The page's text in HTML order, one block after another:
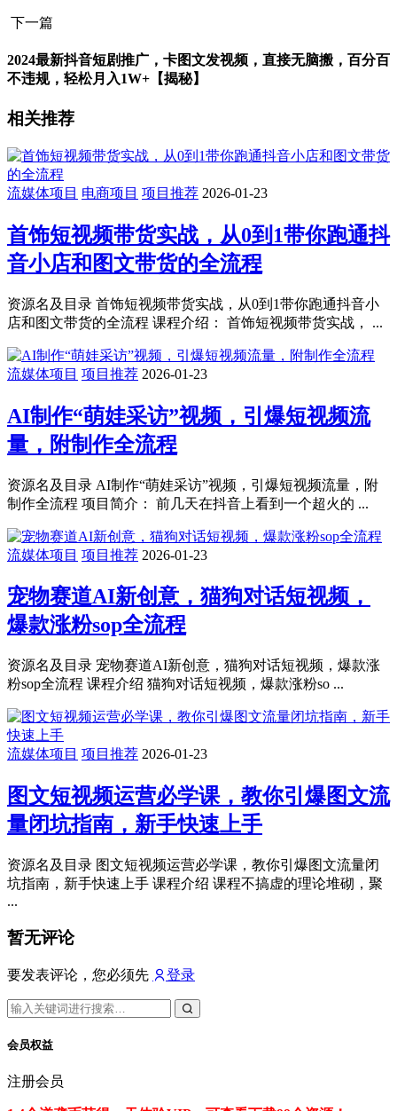
下一篇
2024最新抖音短剧推广，卡图文发视频，直接无脑搬，百分百
不违规，轻松月入1W+【揭秘】
相关推荐
流媒体项目 电商项目 项目推荐 2026-01-23
首饰短视频带货实战，从0到1带你跑通抖
音小店和图文带货的全流程
资源名及目录 首饰短视频带货实战，从0到1带你跑通抖音小
店和图文带货的全流程 课程介绍： 首饰短视频带货实战， ...
流媒体项目 项目推荐 2026-01-23
AI制作“萌娃采访”视频，引爆短视频流
量，附制作全流程
资源名及目录 AI制作“萌娃采访”视频，引爆短视频流量，附
制作全流程 项目简介： 前几天在抖音上看到一个超火的 ...
流媒体项目 项目推荐 2026-01-23
宠物赛道AI新创意，猫狗对话短视频，
爆款涨粉sop全流程
资源名及目录 宠物赛道AI新创意，猫狗对话短视频，爆款涨
粉sop全流程 课程介绍 猫狗对话短视频，爆款涨粉so ...
流媒体项目 项目推荐 2026-01-23
图文短视频运营必学课，教你引爆图文流
量闭坑指南，新手快速上手
资源名及目录 图文短视频运营必学课，教你引爆图文流量闭
坑指南，新手快速上手 课程介绍 课程不搞虚的理论堆砌，聚
...
暂无评论
要发表评论，您必须先 登录
会员权益
注册会员